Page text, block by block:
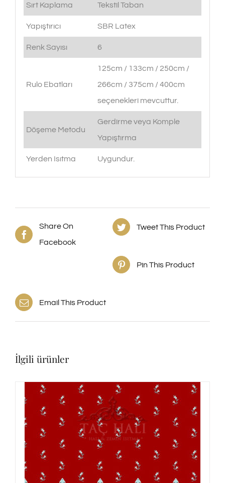
Sırt Kaplama Tekstil Taban
Yapıştırıcı SBR Latex
Renk Sayısı 6
Rulo Ebatları
125cm / 133cm / 250cm /
266cm / 375cm / 400cm
seçenekleri mevcuttur.
Döşeme Metodu
Gerdirme veya Komple
Yapıştırma
Yerden Isıtma Uygundur.
Share On
Facebook
Tweet This Product
Pin This Product
Email This Product
İlgili ürünler